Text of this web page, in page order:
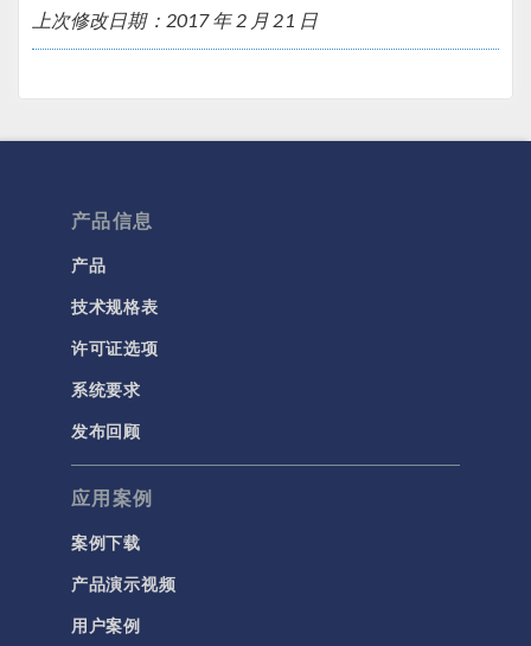
上次修改日期：2017 年 2 月 21 日
产品信息
产品
技术规格表
许可证选项
系统要求
发布回顾
应用案例
案例下载
产品演示视频
用户案例